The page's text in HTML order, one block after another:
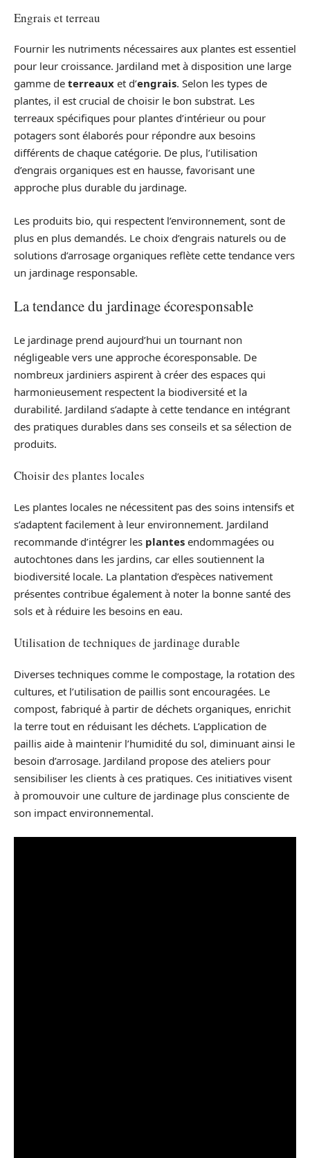
Engrais et terreau
Fournir les nutriments nécessaires aux plantes est essentiel
pour leur croissance. Jardiland met à disposition une large
gamme de terreaux et d’engrais. Selon les types de
plantes, il est crucial de choisir le bon substrat. Les
terreaux spécifiques pour plantes d’intérieur ou pour
potagers sont élaborés pour répondre aux besoins
différents de chaque catégorie. De plus, l’utilisation
d’engrais organiques est en hausse, favorisant une
approche plus durable du jardinage.
Les produits bio, qui respectent l’environnement, sont de
plus en plus demandés. Le choix d’engrais naturels ou de
solutions d’arrosage organiques reflète cette tendance vers
un jardinage responsable.
La tendance du jardinage écoresponsable
Le jardinage prend aujourd’hui un tournant non
négligeable vers une approche écoresponsable. De
nombreux jardiniers aspirent à créer des espaces qui
harmonieusement respectent la biodiversité et la
durabilité. Jardiland s’adapte à cette tendance en intégrant
des pratiques durables dans ses conseils et sa sélection de
produits.
Choisir des plantes locales
Les plantes locales ne nécessitent pas des soins intensifs et
s’adaptent facilement à leur environnement. Jardiland
recommande d’intégrer les plantes endommagées ou
autochtones dans les jardins, car elles soutiennent la
biodiversité locale. La plantation d’espèces nativement
présentes contribue également à noter la bonne santé des
sols et à réduire les besoins en eau.
Utilisation de techniques de jardinage durable
Diverses techniques comme le compostage, la rotation des
cultures, et l’utilisation de paillis sont encouragées. Le
compost, fabriqué à partir de déchets organiques, enrichit
la terre tout en réduisant les déchets. L’application de
paillis aide à maintenir l’humidité du sol, diminuant ainsi le
besoin d’arrosage. Jardiland propose des ateliers pour
sensibiliser les clients à ces pratiques. Ces initiatives visent
à promouvoir une culture de jardinage plus consciente de
son impact environnemental.